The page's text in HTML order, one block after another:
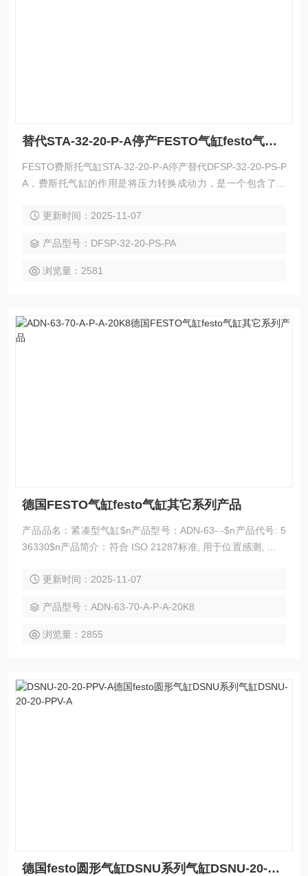
替代STA-32-20-P-A停产FESTO气缸festo气缸其他系列产品
FESTO费斯托气缸STA-32-20-P-A停产替代DFSP-32-20-PS-P
A，费斯托气缸的作用是将压力转换成动力，是一个包含了力
sto气缸其他系列产品
更新时间：2025-11-07
产品型号：DFSP-32-20-PS-PA
浏览量：2581
德国FESTO气缸festo气缸其它系列产品
产品品名：紧凑型气缸$n产品型号：ADN-63- -$n产品代号: 5
36330$n产品简介：符合 ISO 21287标准, 用于位置感测, 活塞
产品 更新时间：2025-11-07
产品型号：ADN-63-70-A-P-A-20K8
浏览量：2855
德国festo圆形气缸DSNU系列气缸DSNU-20-20-PPV-A